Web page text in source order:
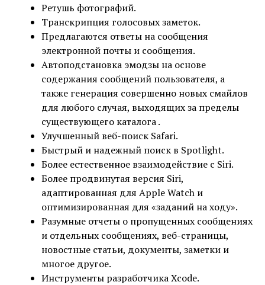
Ретушь фотографий.
Транскрипция голосовых заметок.
Предлагаются ответы на сообщения
электронной почты и сообщения.
Автоподстановка эмодзы на основе
содержания сообщений пользователя, а
также генерация совершенно новых смайлов
для любого случая, выходящих за пределы
существующего каталога .
Улучшенный веб-поиск Safari.
Быстрый и надежный поиск в Spotlight.
Более естественное взаимодействие с Siri.
Более продвинутая версия Siri,
адаптированная для Apple Watch и
оптимизированная для «заданий на ходу».
Разумные отчеты о пропущенных сообщениях
и отдельных сообщениях, веб-страницы,
новостные статьи, документы, заметки и
многое другое.
Инструменты разработчика Xcode.